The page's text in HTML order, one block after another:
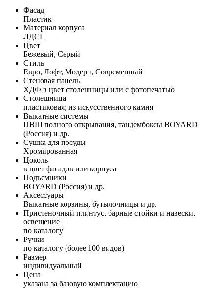
Фасад
Пластик
Материал корпуса
ЛДСП
Цвет
Бежевый, Серый
Стиль
Евро, Лофт, Модерн, Современный
Стеновая панель
ХДФ в цвет столешницы или с фотопечатью
Столешница
пластиковая; из искусственного камня
Выкатные системы
ПВШ полного открывания, тандембоксы BOYARD
(Россия) и др.
Сушка для посуды
Хромированная
Цоколь
в цвет фасадов или корпуса
Подъемники
BOYARD (Россия) и др.
Аксессуары
Выкатные корзины, бутылочницы и др.
Пристеночный плинтус, барные стойки и навески,
освещение
по каталогу
Ручки
по каталогу (более 100 видов)
Размер
индивидуальный
Цена
указана за базовую комплектацию